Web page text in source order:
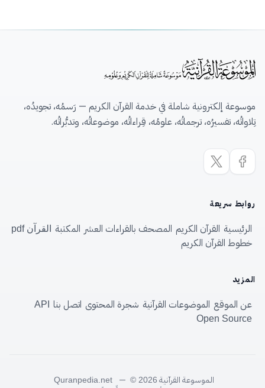
موسوعة إلكترونية شاملة في خدمة القرآن الكريم — رَسمُه، تجويدُه،
تِلاواتُه، تفسيرُه، ترجماتُه، علومُه، قِراءاتُه، موضوعاتُه، وتدبُّراتُه.
روابط سريعة
الرئيسية القرآن الكريم المصحف بالقراءات العشر المكتبة القرآن pdf
خطوط القرآن الكريم
المزيد
عن الموقع الموضوعات القرآنية شجرة المحتوى اتصل بنا
API
Open Source
الموسوعة القرآنية Quranpedia.net — © 2026